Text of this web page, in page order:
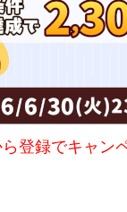
登録でキャン